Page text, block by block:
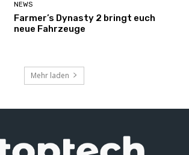
NEWS
Farmer’s Dynasty 2 bringt euch
neue Fahrzeuge
Mehr laden